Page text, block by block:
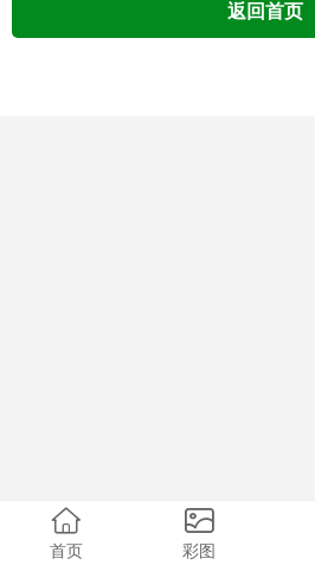
返回首页
首页 彩图